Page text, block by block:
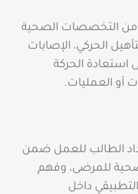
من التخصصات الصحية
الحركي، الإصابات
استعادة الحركة
أو العمليات.
الطالب للعمل ضمن
للمرضى، وفهم
داخل